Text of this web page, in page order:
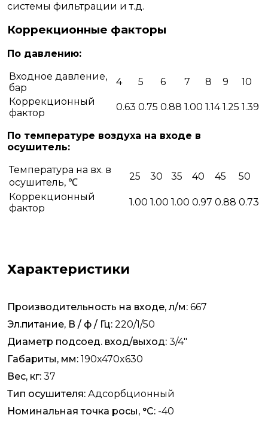
системы фильтрации и т.д.
Коррекционные факторы
По давлению:
Входное давление,
бар
4 5 6 7 8 9
10
Коррекционный
фактор
0.63 0.75 0.88 1.00 1.14 1.25 1.39
По температуре воздуха на входе в
осушитель:
Температура на вх. в
осушитель, ℃
25 30 35 40 45
50
Коррекционный
фактор
1.00 1.00 1.00 0.97 0.88 0.73
Характеристики
Производительность на входе, л/м: 667
Эл.питание, В / ф / Гц: 220/1/50
Диаметр подсоед. вход/выход: 3/4"
Габариты, мм: 190x470x630
Вес, кг: 37
Тип осушителя: Адсорбционный
Номинальная точка росы, °C: -40